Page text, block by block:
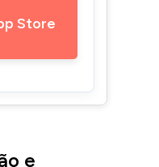
Store
e